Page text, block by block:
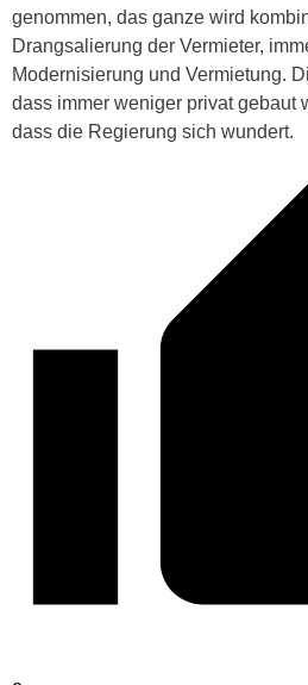
genommen, das ganze wird
Drangsalierung der Vermieter,
Modernisierung und Vermietung.
dass immer weniger privat gebaut
dass die Regierung sich wundert.